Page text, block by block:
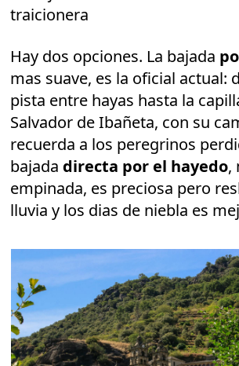
traicionera
Hay dos opciones. La bajada
mas suave, es la oficial actual:
pista entre hayas hasta la
Salvador de Ibañeta, con su
recuerda a los peregrinos
bajada directa por el hayedo,
empinada, es preciosa pero
lluvia y los dias de niebla es